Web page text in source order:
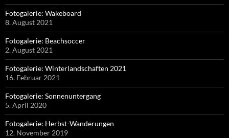
Fotogalerie: Wakeboard
8. August 2021
Fotogalerie: Beachsoccer
2. August 2021
Fotogalerie: Winterlandschaften 2021
16. Februar 2021
Fotogalerie: Sonnenuntergang
5. April 2020
Fotogalerie: Herbst-Wanderungen
12. November 2019